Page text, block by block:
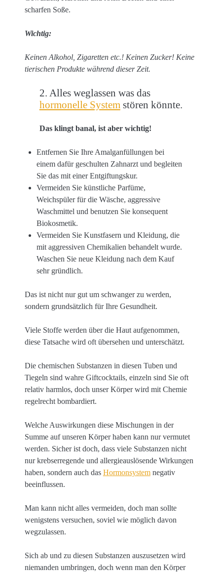
scharfen Soße.
Wichtig:
Keinen Alkohol, Zigaretten etc.! Keinen Zucker! Keine
tierischen Produkte während dieser Zeit.
2. Alles weglassen was das
hormonelle Systemstören könnte.
Das klingt banal, ist aber wichtig!
Entfernen Sie Ihre Amalganfüllungen bei
einem dafür geschulten Zahnarzt und begleiten
Sie das mit einer Entgiftungskur.
Vermeiden Sie künstliche Parfüme,
Weichspüler für die Wäsche, aggressive
Waschmittel und benutzen Sie konsequent
Biokosmetik.
Vermeiden Sie Kunstfasern und Kleidung, die
mit aggressiven Chemikalien behandelt wurde.
Waschen Sie neue Kleidung nach dem Kauf
sehr gründlich.
Das ist nicht nur gut um schwanger zu werden,
sondern grundsätzlich für Ihre Gesundheit.
Viele Stoffe werden über die Haut aufgenommen,
diese Tatsache wird oft übersehen und unterschätzt.
Die chemischen Substanzen in diesen Tuben und
Tiegeln sind wahre Giftcocktails, einzeln sind Sie oft
relativ harmlos, doch unser Körper wird mit Chemie
regelrecht bombardiert.
Welche Auswirkungen diese Mischungen in der
Summe auf unseren Körper haben kann nur vermutet
werden. Sicher ist doch, dass viele Substanzen nicht
nur krebserregende und allergieauslösende Wirkungen
haben, sondern auch das Hormonsystemnegativ
beeinflussen.
Man kann nicht alles vermeiden, doch man sollte
wenigstens versuchen, soviel wie möglich davon
wegzulassen.
Sich ab und zu diesen Substanzen auszusetzen wird
niemanden umbringen, doch wenn man den Körper